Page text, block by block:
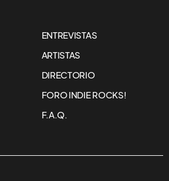
ENTREVISTAS
ARTISTAS
DIRECTORIO
FORO INDIE ROCKS!
F.A.Q.